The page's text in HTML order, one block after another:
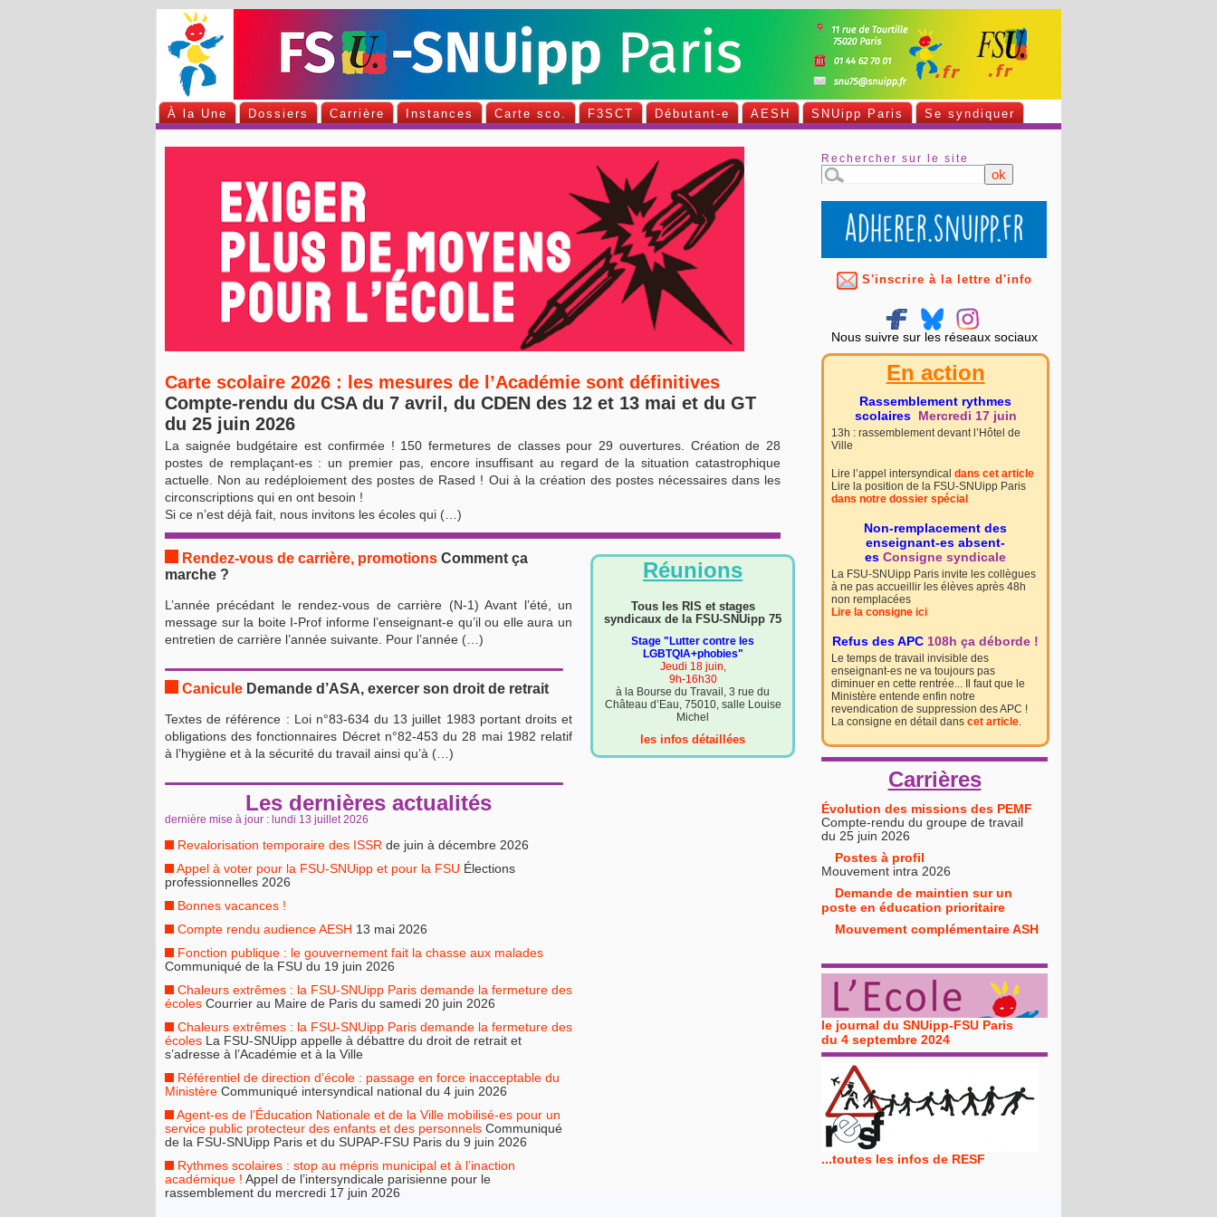
À la Une Dossiers Carrière Instances Carte sco. F3SCT Débutant-e AESH SNUipp Paris Se syndiquer
Carte scolaire 2026 : les mesures de l’Académie sont définitives
Compte-rendu du CSA du 7 avril, du CDEN des 12 et 13 mai et du GT
du 25 juin 2026
La saignée budgétaire est confirmée ! 150 fermetures de classes pour 29 ouvertures. Création de 28
postes de remplaçant-es : un premier pas, encore insuffisant au regard de la situation catastrophique
actuelle. Non au redéploiement des postes de Rased ! Oui à la création des postes nécessaires dans les
circonscriptions qui en ont besoin !
Si ce n’est déjà fait, nous invitons les écoles qui (…)
Réunions
Tous les RIS et stages
syndicaux de la FSU-SNUipp 75
Stage "Lutter contre les
LGBTQIA+phobies"
Jeudi 18 juin,
9h-16h30
à la Bourse du Travail, 3 rue du
Château d’Eau, 75010, salle Louise
Michel
les infos détaillées
Rendez-vous de carrière, promotions Comment ça
marche ?
L’année précédant le rendez-vous de carrière (N-1) Avant l’été, un
message sur la boite I-Prof informe l’enseignant-e qu’il ou elle aura un
entretien de carrière l’année suivante. Pour l’année (…)
Canicule Demande d’ASA, exercer son droit de retrait
Textes de référence : Loi n°83-634 du 13 juillet 1983 portant droits et
obligations des fonctionnaires Décret n°82-453 du 28 mai 1982 relatif
à l’hygiène et à la sécurité du travail ainsi qu’à (…)
Les dernières actualités
dernière mise à jour : lundi 13 juillet 2026
Revalorisation temporaire des ISSR de juin à décembre 2026
Appel à voter pour la FSU-SNUipp et pour la FSU Élections
professionnelles 2026
Bonnes vacances !
Compte rendu audience AESH 13 mai 2026
Fonction publique : le gouvernement fait la chasse aux malades
Communiqué de la FSU du 19 juin 2026
Chaleurs extrêmes : la FSU-SNUipp Paris demande la fermeture des
écoles Courrier au Maire de Paris du samedi 20 juin 2026
Chaleurs extrêmes : la FSU-SNUipp Paris demande la fermeture des
écoles La FSU-SNUipp appelle à débattre du droit de retrait et
s’adresse à l’Académie et à la Ville
Référentiel de direction d’école : passage en force inacceptable du
Ministère Communiqué intersyndical national du 4 juin 2026
Agent-es de l’Éducation Nationale et de la Ville mobilisé-es pour un
service public protecteur des enfants et des personnels Communiqué
de la FSU-SNUipp Paris et du SUPAP-FSU Paris du 9 juin 2026
Rythmes scolaires : stop au mépris municipal et à l’inaction
académique ! Appel de l’intersyndicale parisienne pour le
rassemblement du mercredi 17 juin 2026
Rechercher sur le site
S'inscrire à la lettre d'info
Nous suivre sur les réseaux sociaux
En action
Rassemblement rythmes
scolaires
Mercredi 17 juin
13h : rassemblement devant l’Hôtel de
Ville
Lire l’appel intersyndical dans cet article
Lire la position de la FSU-SNUipp Paris
dans notre dossier spécial
Non-remplacement des
enseignant-es absent-
es Consigne syndicale
La FSU-SNUipp Paris invite les collègues
à ne pas accueillir les élèves après 48h
non remplacées
Lire la consigne ici
Refus des APC 108h ça déborde !
Le temps de travail invisible des
enseignant-es ne va toujours pas
diminuer en cette rentrée... Il faut que le
Ministère entende enfin notre
revendication de suppression des APC !
La consigne en détail dans cet article.
Carrières
Évolution des missions des PEMF
Compte-rendu du groupe de travail
du 25 juin 2026
Postes à profil
Mouvement intra 2026
Demande de maintien sur un
poste en éducation prioritaire
Mouvement complémentaire ASH
le journal du SNUipp-FSU Paris
du 4 septembre 2024
...toutes les infos de RESF